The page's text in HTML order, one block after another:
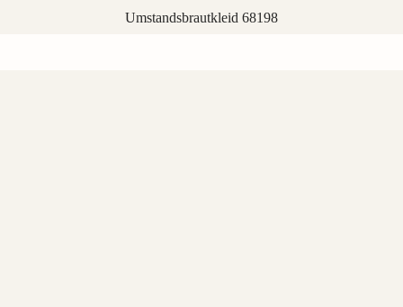
Umstandsbrautkleid 68198